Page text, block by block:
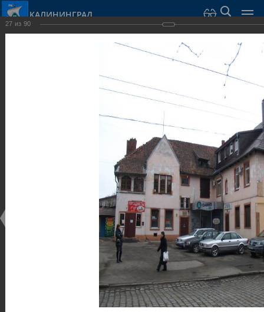
КАЛИНИНГРАД
Город Фотогалерея
Виллы и дома
Достопримечательности
27 из 90